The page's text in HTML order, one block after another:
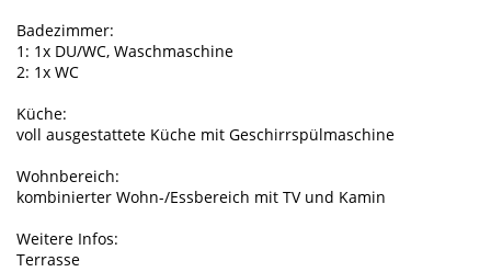
Badezimmer:
1: 1x DU/WC, Waschmaschine
2: 1x WC
Küche:
voll ausgestattete Küche mit Geschirrspülmaschine
Wohnbereich:
kombinierter Wohn-/Essbereich mit TV und Kamin
Weitere Infos:
Terrasse